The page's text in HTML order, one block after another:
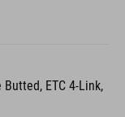
ETC 4-Link,